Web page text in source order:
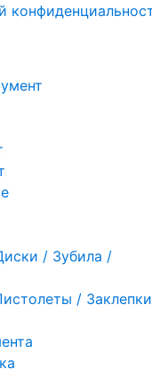
/ Зубила /
/ Заклепки